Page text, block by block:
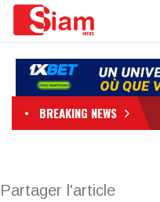
BREAKING NEWS
Partager l'article